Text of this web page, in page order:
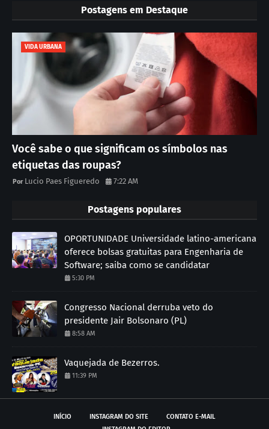
Postagens em Destaque
VIDA URBANA
Você sabe o que significam os símbolos nas
etiquetas das roupas?
Lucio Paes Figueredo 7:22 AM
Postagens populares
OPORTUNIDADE Universidade latino-americana
oferece bolsas gratuitas para Engenharia de
Software; saiba como se candidatar
5:30 PM
Congresso Nacional derruba veto do
presidente Jair Bolsonaro (PL)
8:58 AM
Vaquejada de Bezerros.
11:39 PM
INÍCIO INSTAGRAM DO SITE
CONTATO E-MAIL